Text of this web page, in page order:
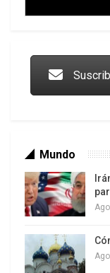
Los latinos le van
Mundo